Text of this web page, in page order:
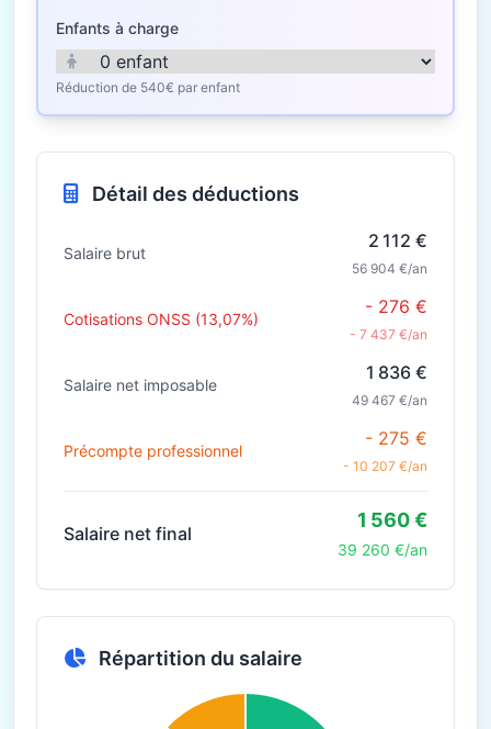
Enfants à charge
Réduction de 540€ par enfant
Détail des déductions
Salaire brut
2 112 €
56 904 €/an
Cotisations ONSS (13,07%)
- 276 €
- 7 437 €/an
Salaire net imposable
1 836 €
49 467 €/an
Précompte professionnel
- 275 €
- 10 207 €/an
Salaire net final
1 560 €
39 260 €/an
Répartition du salaire